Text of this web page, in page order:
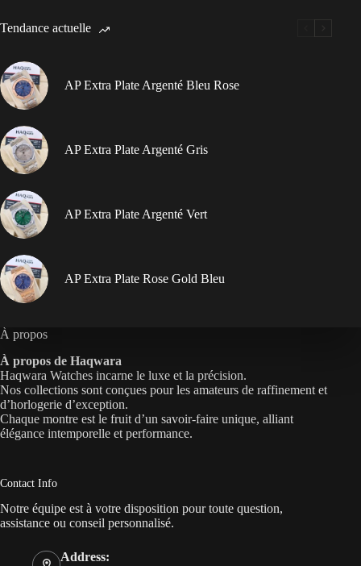
Tendance actuelle
AP Extra Plate Argenté Bleu Rose
AP Extra Plate Argenté Gris
AP Extra Plate Argenté Vert
AP Extra Plate Rose Gold Bleu
À propos
À propos de Haqwara
Haqwara Watches incarne le luxe et la précision.
Nos collections sont conçues pour les amateurs de raffinement et
d’horlogerie d’exception.
Chaque montre est le fruit d’un savoir-faire unique, alliant
élégance intemporelle et performance.
Contact Info
Notre équipe est à votre disposition pour toute question,
assistance ou conseil personnalisé.
Address: